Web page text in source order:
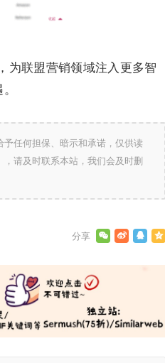
为联盟营销领域注入更多智
任何担保、暗示和承诺，仅供读
请及时联系本站，我们会及时删